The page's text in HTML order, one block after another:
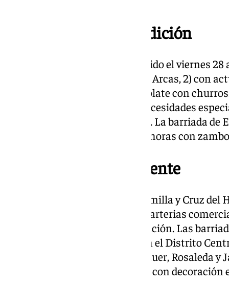
Campanillas y su tradición
Campanillas celebra su encendido el viernes
Junta Municipal (calle Ramírez Arcas, 2) con
Siempre y degustación de chocolate con
específica para menores con necesidades
artesanal del Banco del Tiempo. La barriada de
fiesta navideña desde las 13.00 horas con
Iluminación permanente
Los distritos Centro, Palma-Palmilla y Cruz
ornamental en sus principales arterias
eventos específicos de inauguración. Las
Trinidad, Perchel y Lagunilas en el Distrito
Doctor Marañón, Conrad Adenauer, Rosaleda
se suman al alumbrado general con